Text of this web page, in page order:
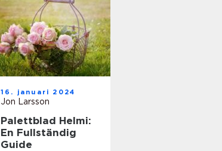
16. januari 2024
Jon Larsson
Palettblad Helmi:
En Fullständig
Guide